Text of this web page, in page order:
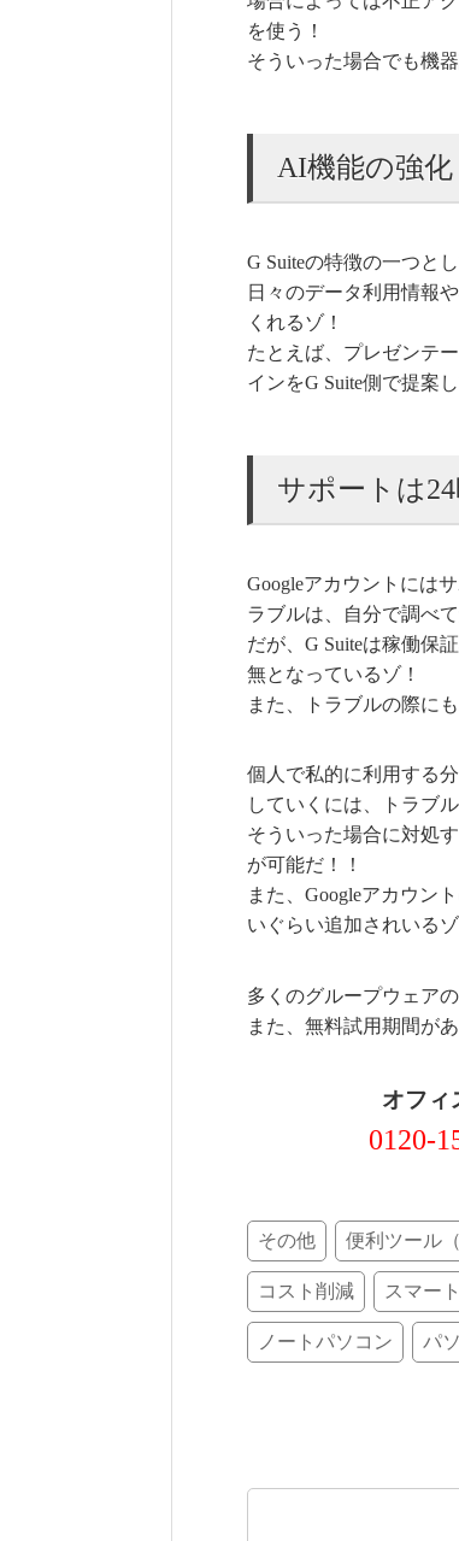
を使う！
そういった場合でも機
AI機能の強化
G Suiteの特徴の一つと
日々のデータ利用情報
くれるゾ！
たとえば、プレゼンテ
インをG Suite側で提案
サポートは24
Googleアカウントには
ラブルは、自分で調べ
だが、G Suiteは稼働保
無となっているゾ！
また、トラブルの際に
個人で私的に利用する
していくには、トラブ
そういった場合に対処
が可能だ！！
また、Googleアカウン
いぐらい追加されいるゾ
多くのグループウェア
また、無料試用期間が
オフィ
0120-
その他 便利ツール
コスト削減 スマー
ノートパソコン パ